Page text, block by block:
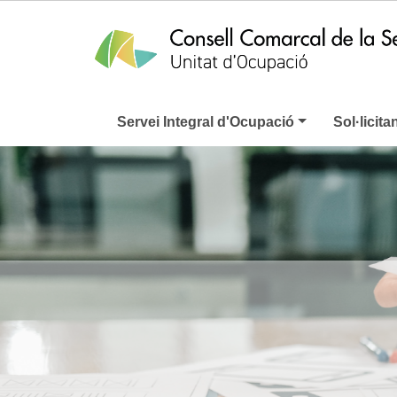
Servei Integral d'Ocupació